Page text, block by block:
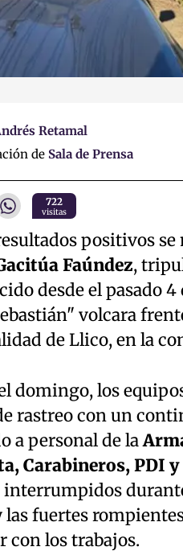
Retamal
de Sala de Prensa
722
visitas
positivos
Faúndez,
desde el pasado
volcara
de Llico, en la
domingo, los
rastreo con un
a personal de la
Carabineros, PDI
interrumpidos
las fuertes
con los trabajos.